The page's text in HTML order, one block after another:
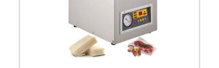
diversos ramos como: restaurantes, casas
de carne, pastifícios, frigoríficos, laticínios
e outros. Tendo a fórmula certa para que
você amplie sua linha de produtos, seja